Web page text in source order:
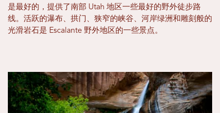
是最好的，提供了南部 Utah 地区一些最好的野外徒步路
线。活跃的瀑布、拱门、狭窄的峡谷、河岸绿洲和雕刻般的
光滑岩石是 Escalante 野外地区的一些景点。